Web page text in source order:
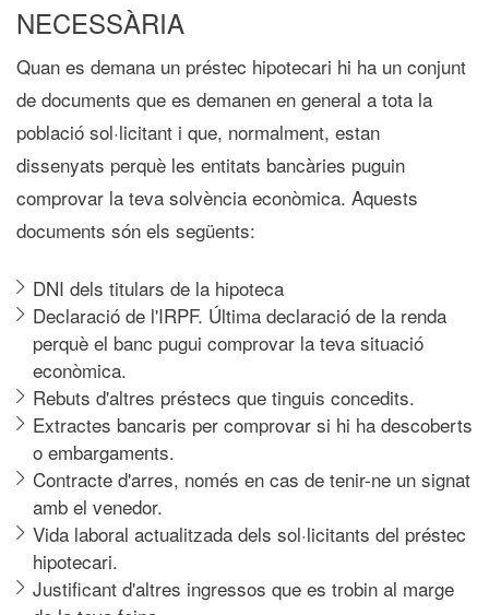
NECESSÀRIA
Quan es demana un préstec hipotecari hi ha un conjunt
de documents que es demanen en general a tota la
població sol·licitant i que, normalment, estan
dissenyats perquè les entitats bancàries puguin
comprovar la teva solvència econòmica. Aquests
documents són els següents:
DNI dels titulars de la hipoteca
Declaració de l'IRPF. Última declaració de la renda
perquè el banc pugui comprovar la teva situació
econòmica.
Rebuts d'altres préstecs que tinguis concedits.
Extractes bancaris per comprovar si hi ha descoberts
o embargaments.
Contracte d'arres, només en cas de tenir-ne un signat
amb el venedor.
Vida laboral actualitzada dels sol·licitants del préstec
hipotecari.
Justificant d'altres ingressos que es trobin al marge